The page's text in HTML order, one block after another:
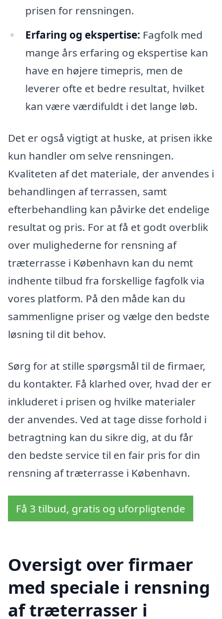
prisen for rensningen.
Erfaring og ekspertise: Fagfolk med
mange års erfaring og ekspertise kan
have en højere timepris, men de
leverer ofte et bedre resultat, hvilket
kan være værdifuldt i det lange løb.
Det er også vigtigt at huske, at prisen ikke
kun handler om selve rensningen.
Kvaliteten af det materiale, der anvendes i
behandlingen af terrassen, samt
efterbehandling kan påvirke det endelige
resultat og pris. For at få et godt overblik
over mulighederne for rensning af
træterrasse i København kan du nemt
indhente tilbud fra forskellige fagfolk via
vores platform. På den måde kan du
sammenligne priser og vælge den bedste
løsning til dit behov.
Sørg for at stille spørgsmål til de firmaer,
du kontakter. Få klarhed over, hvad der er
inkluderet i prisen og hvilke materialer
der anvendes. Ved at tage disse forhold i
betragtning kan du sikre dig, at du får
den bedste service til en fair pris for din
rensning af træterrasse i København.
Få 3 tilbud, gratis og uforpligtende
Oversigt over firmaer
med speciale i rensning
af træterrasser i